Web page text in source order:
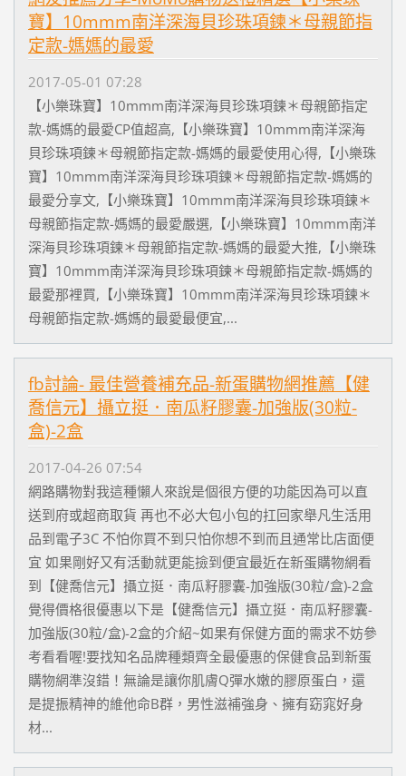
寶】10mmm南洋深海貝珍珠項鍊＊母親節指
定款-媽媽的最愛
2017-05-01 07:28
【小樂珠寶】10mmm南洋深海貝珍珠項鍊＊母親節指定
款-媽媽的最愛CP值超高,【小樂珠寶】10mmm南洋深海
貝珍珠項鍊＊母親節指定款-媽媽的最愛使用心得,【小樂珠
寶】10mmm南洋深海貝珍珠項鍊＊母親節指定款-媽媽的
最愛分享文,【小樂珠寶】10mmm南洋深海貝珍珠項鍊＊
母親節指定款-媽媽的最愛嚴選,【小樂珠寶】10mmm南洋
深海貝珍珠項鍊＊母親節指定款-媽媽的最愛大推,【小樂珠
寶】10mmm南洋深海貝珍珠項鍊＊母親節指定款-媽媽的
最愛那裡買,【小樂珠寶】10mmm南洋深海貝珍珠項鍊＊
母親節指定款-媽媽的最愛最便宜,...
fb討論- 最佳營養補充品-新蛋購物網推薦【健
喬信元】攝立挺．南瓜籽膠囊-加強版(30粒-
盒)-2盒
2017-04-26 07:54
網路購物對我這種懶人來說是個很方便的功能因為可以直
送到府或超商取貨 再也不必大包小包的扛回家舉凡生活用
品到電子3C 不怕你買不到只怕你想不到而且通常比店面便
宜 如果剛好又有活動就更能撿到便宜最近在新蛋購物網看
到【健喬信元】攝立挺．南瓜籽膠囊-加強版(30粒/盒)-2盒
覺得價格很優惠以下是【健喬信元】攝立挺．南瓜籽膠囊-
加強版(30粒/盒)-2盒的介紹~如果有保健方面的需求不妨參
考看看喔!要找知名品牌種類齊全最優惠的保健食品到新蛋
購物網準沒錯！無論是讓你肌膚Q彈水嫩的膠原蛋白，還
是提振精神的維他命B群，男性滋補強身、擁有窈窕好身
材...